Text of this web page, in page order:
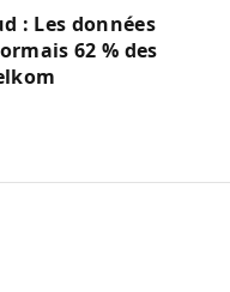
: Les données
62 % des